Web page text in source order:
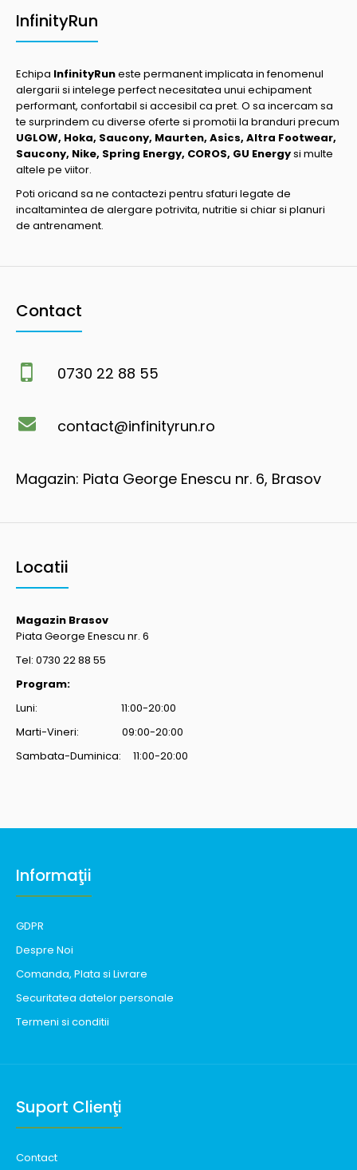
InfinityRun
Echipa InfinityRuneste permanent implicata in fenomenul
alergarii si intelege perfect necesitatea unui echipament
performant, confortabil si accesibil ca pret. O sa incercam sa
te surprindem cu diverse oferte si promotii la branduri precum
UGLOW, Hoka, Saucony, Maurten, Asics, Altra Footwear,
Saucony, Nike, Spring Energy, COROS, GU Energysi multe
altele pe viitor.
Poti oricand sa ne contactezi pentru sfaturi legate de
incaltamintea de alergare potrivita, nutritie si chiar si planuri
de antrenament.
Contact
0730 22 88 55
contact@infinityrun.ro
Magazin: Piata George Enescu nr. 6, Brasov
Locatii
Magazin Brasov
Piata George Enescu nr. 6
Tel: 0730 22 88 55
Program:
Luni: 11:00-20:00
Marti-Vineri: 09:00-20:00
Sambata-Duminica: 11:00-20:00
Informaţii
GDPR
Despre Noi
Comanda, Plata si Livrare
Securitatea datelor personale
Termeni si conditii
Suport Clienţi
Contact